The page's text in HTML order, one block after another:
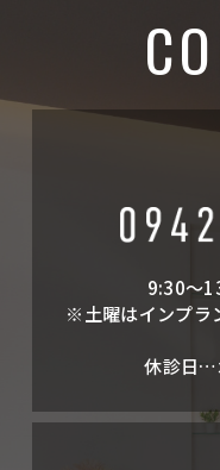
9:30～
※土曜はインプラ
休診日…